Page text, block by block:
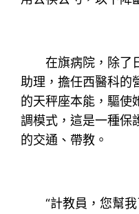
在旗病院，除了
助理，擔任西醫科的
的天秤座本能，驅使
調模式，這是一種保
的交通、帶教。
“計教員，您幫我